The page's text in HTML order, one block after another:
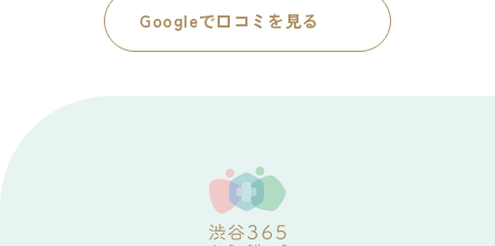
Googleで口コミを見る